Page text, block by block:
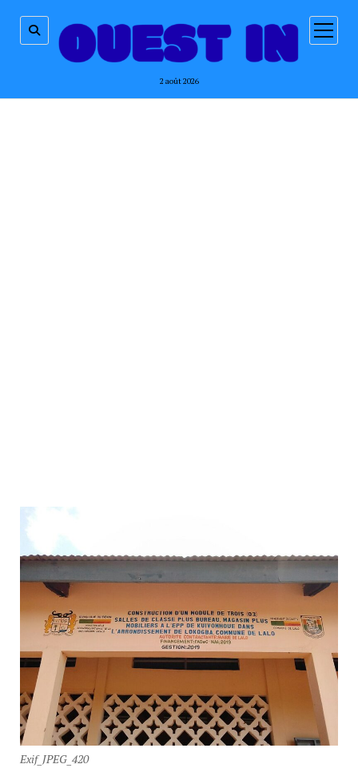
2 août 2026
ouvrir
menu
Exif_JPEG_420